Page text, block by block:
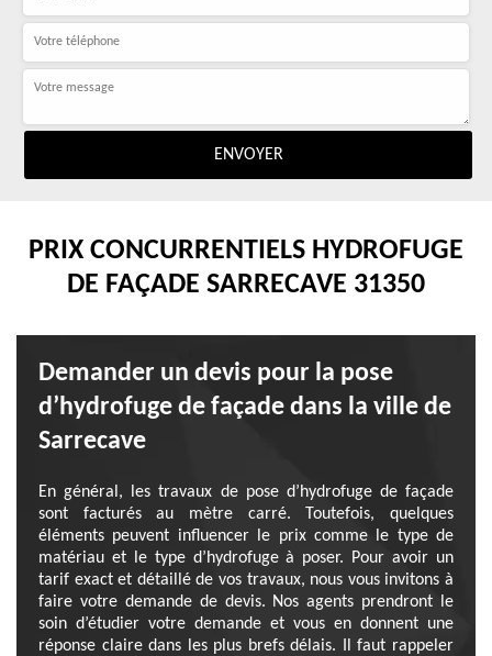
PRIX CONCURRENTIELS HYDROFUGE
DE FAÇADE SARRECAVE 31350
Demander un devis pour la pose
d’hydrofuge de façade dans la ville de
Sarrecave
En général, les travaux de pose d’hydrofuge de façade
sont facturés au mètre carré. Toutefois, quelques
éléments peuvent influencer le prix comme le type de
matériau et le type d’hydrofuge à poser. Pour avoir un
tarif exact et détaillé de vos travaux, nous vous invitons à
faire votre demande de devis. Nos agents prendront le
soin d’étudier votre demande et vous en donnent une
réponse claire dans les plus brefs délais. Il faut rappeler